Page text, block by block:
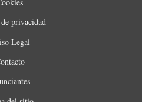
privacidad
Legal